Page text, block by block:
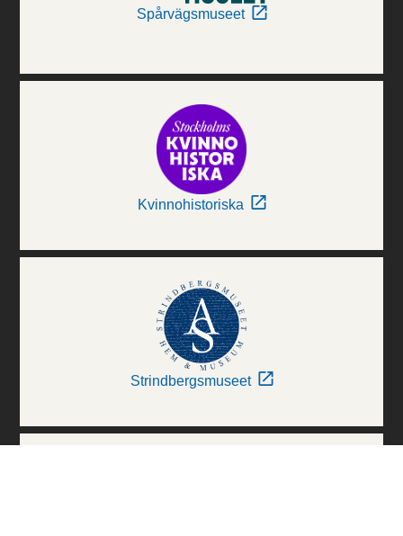
Spårvägsmuseet
Kvinnohistoriska
Strindbergsmuseet